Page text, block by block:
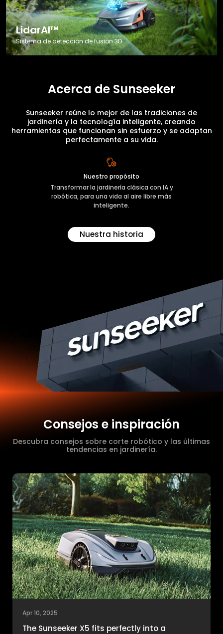
LidarAI™
Sistema de detección de fusión 3D
Acerca de Sunseeker
Sunseeker reúne lo mejor de las tradiciones de
jardinería y la tecnología inteligente, creando
herramientas que funcionan sin esfuerzo y se adaptan
perfectamente a su vida.
Nuestro propósito
Transformar la jardinería clásica con IA y
robótica, para una vida al aire libre más
inteligente.
Nuestra historia
Consejos e inspiración
Descubra consejos sobre corte robótico y las últimas
tendencias en jardinería.
Apr 10, 2025
The Sunseeker X5 fits perfectly into a